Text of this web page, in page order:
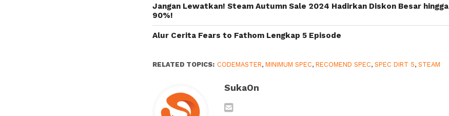
Jangan Lewatkan! Steam Autumn Sale 2024 Hadirkan Diskon Besar hingga
90%!
Alur Cerita Fears to Fathom Lengkap 5 Episode
RELATED TOPICS: CODEMASTER,MINIMUM SPEC,RECOMEND SPEC,SPEC DIRT 5,STEAM
SukaOn